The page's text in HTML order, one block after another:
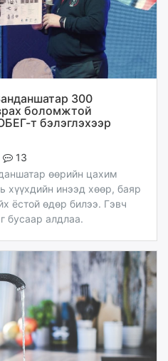
300
боломжтой
т бэлэглэхээр
13
өөрийн цахим
хүүхдийн инээд хөөр, баяр
ёстой өдөр билээ. Гэвч
бусаар алдлаа.